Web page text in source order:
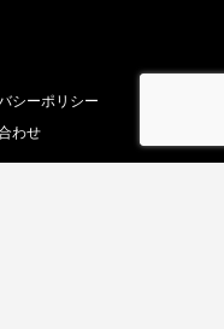
シーポリシー
わせ